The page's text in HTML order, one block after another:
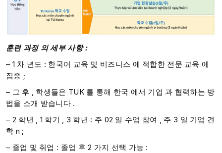
훈련 과정 의세부 사항 :
– 1 차 년도 : 한국어 교육 및 비즈니스 에 적합한 전문 교육 에
집중 ;​
– 그 후 , 학생들은 TUK 를 통해 한국 에서 기업 과 협력하는 방
법을 소개 받습니다 .
– 2 학년 , 1 학기 , 3 학년 : 주 02 일 수업 참여 , 주 3 일 기업 견
학 n ;​​
– 졸업 및 취업 : 졸업 후 2 가지 선택 가능 :​​